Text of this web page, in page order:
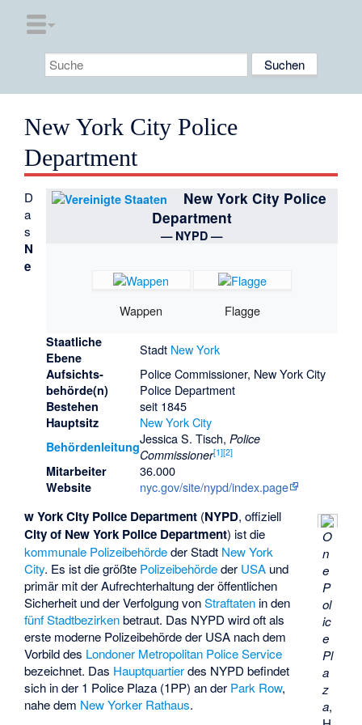
New York City Police
Department
New York City Police
Department
— NYPD —
Wappen Flagge
Staatliche
Ebene
Stadt New York
Aufsichts­
behörde(n)
Police Commissioner, New York City
Police Department
Bestehen seit 1845
Hauptsitz New York City
BehördenleitungJessica S. Tisch, Police
Commissioner[1][2]
Mitarbeiter 36.000
Website nyc.gov/site/nypd/index.page
O
n
e
P
ol
ic
e
Pl
a
z
a,
D
a
s
N
e
w York City Police Department (NYPD, offiziell
City of New York Police Department) ist die
kommunale Polizeibehördeder Stadt New York
City. Es ist die größte Polizeibehördeder USA und
primär mit der Aufrechterhaltung der öffentlichen
Sicherheit und der Verfolgung vonStraftaten in den
fünf Stadtbezirkenbetraut. Das NYPD wird oft als
erste moderne Polizeibehörde der USA nach dem
Vorbild des Londoner Metropolitan Police Service
bezeichnet. Das Hauptquartierdes NYPD befindet
sich in der 1 Police Plaza (1PP) an der Park Row,
nahe dem New Yorker Rathaus.